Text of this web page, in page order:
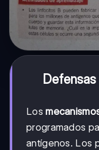
Los
programados
antígenos. Los